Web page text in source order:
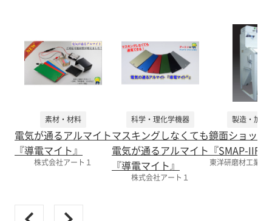
素材・材料
電気が通るアルマイト
『導電マイト』
株式会社アート１
科学・理化学機器
マスキングしなくても
電気が通るアルマイト
『導電マイト』
株式会社アート１
製造・加工
鏡面ショット
『SMAP-IIF
東洋研磨材工業株